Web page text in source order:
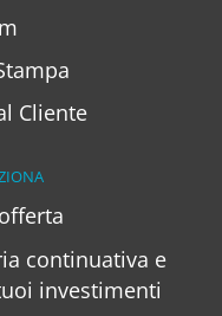
Cliente
continuativa e
investimenti